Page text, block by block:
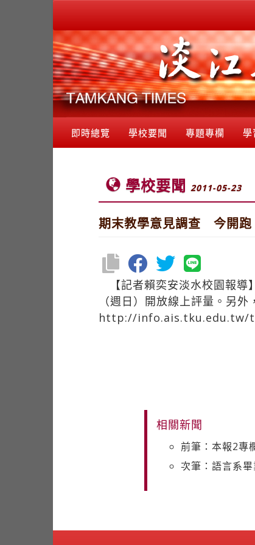
即時總覽 學校要聞 專題專欄 學
學校要聞 2011-05-23
期末教學意見調查 今開跑
【記者賴奕安淡水校園報
（週日）開放線上評量。另
http://info.ais.tku.edu.tw/
相關新聞
前筆：本報2
次筆：語言系